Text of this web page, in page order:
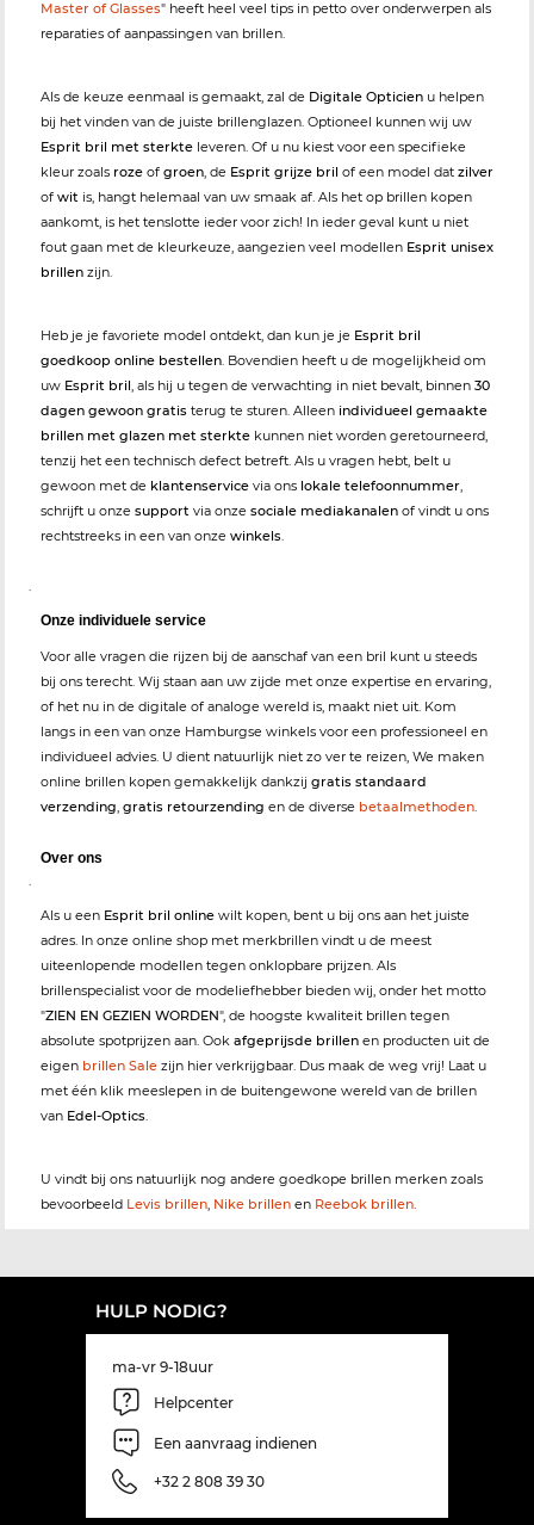
Master of Glasses" heeft heel veel tips in petto over onderwerpen als
reparaties of aanpassingen van brillen.
Als de keuze eenmaal is gemaakt, zal de Digitale Opticien u helpen
bij het vinden van de juiste brillenglazen. Optioneel kunnen wij uw
Esprit bril met sterkte leveren. Of u nu kiest voor een specifieke
kleur zoals roze of groen, de Esprit grijze bril of een model dat zilver
of wit is, hangt helemaal van uw smaak af. Als het op brillen kopen
aankomt, is het tenslotte ieder voor zich! In ieder geval kunt u niet
fout gaan met de kleurkeuze, aangezien veel modellen Esprit unisex
brillen zijn.
Heb je je favoriete model ontdekt, dan kun je je Esprit bril
goedkoop online bestellen. Bovendien heeft u de mogelijkheid om
uw Esprit bril, als hij u tegen de verwachting in niet bevalt, binnen 30
dagen gewoon gratis terug te sturen. Alleen individueel gemaakte
brillen met glazen met sterkte kunnen niet worden geretourneerd,
tenzij het een technisch defect betreft. Als u vragen hebt, belt u
gewoon met de klantenservice via ons lokale telefoonnummer,
schrijft u onze support via onze sociale mediakanalen of vindt u ons
rechtstreeks in een van onze winkels.
.
Onze individuele service
Voor alle vragen die rijzen bij de aanschaf van een bril kunt u steeds
bij ons terecht. Wij staan aan uw zijde met onze expertise en ervaring,
of het nu in de digitale of analoge wereld is, maakt niet uit. Kom
langs in een van onze Hamburgse winkels voor een professioneel en
individueel advies. U dient natuurlijk niet zo ver te reizen, We maken
online brillen kopen gemakkelijk dankzij gratis standaard
verzending, gratis retourzending en de diverse betaalmethoden.
Over ons
.
Als u een Esprit bril online wilt kopen, bent u bij ons aan het juiste
adres. In onze online shop met merkbrillen vindt u de meest
uiteenlopende modellen tegen onklopbare prijzen. Als
brillenspecialist voor de modeliefhebber bieden wij, onder het motto
"ZIEN EN GEZIEN WORDEN", de hoogste kwaliteit brillen tegen
absolute spotprijzen aan. Ook afgeprijsde brillen en producten uit de
eigen brillen Sale zijn hier verkrijgbaar. Dus maak de weg vrij! Laat u
met één klik meeslepen in de buitengewone wereld van de brillen
van Edel-Optics.
U vindt bij ons natuurlijk nog andere goedkope brillen merken zoals
bevoorbeeld Levis brillen, Nike brillen en Reebok brillen.
HULP NODIG?
ma-vr 9-18uur
Helpcenter
Een aanvraag indienen
+32 2 808 39 30